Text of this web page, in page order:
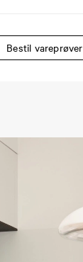
Bestil vareprøver